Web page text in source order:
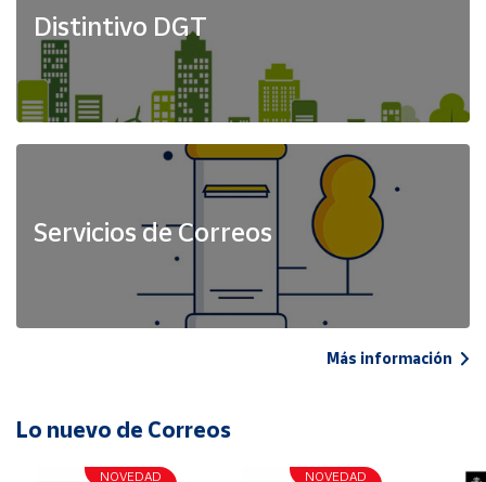
Distintivo DGT
Servicios de Correos
Más información
Lo nuevo de Correos
NOVEDAD NOVEDAD